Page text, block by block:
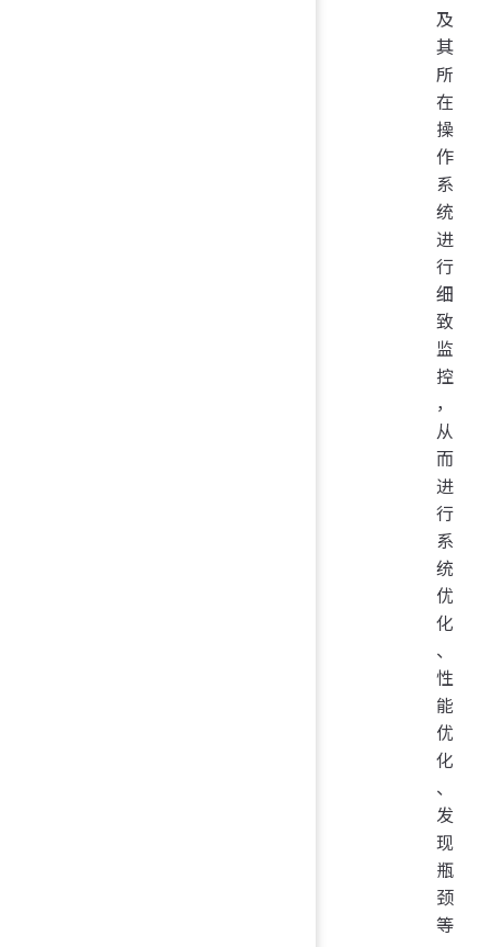
及
其
所
在
操
作
系
统
进
行
细
致
监
控
，
从
而
进
行
系
统
优
化
、
性
能
优
化
、
发
现
瓶
颈
等